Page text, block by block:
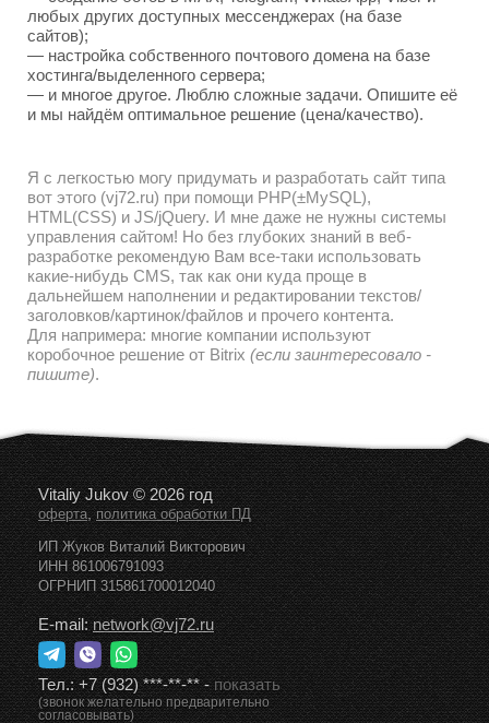
любых других доступных мессенджерах (на базе
сайтов);
— настройка собственного почтового домена на базе
хостинга/выделенного сервера;
— и многое другое. Люблю сложные задачи. Опишите её
и мы найдём оптимальное решение (цена/качество).
Я с легкостью могу придумать и разработать сайт типа
вот этого (vj72.ru) при помощи PHP(±MySQL),
HTML(CSS) и JS/jQuery. И мне даже не нужны системы
управления сайтом! Но без глубоких знаний в веб-
разработке рекомендую Вам все-таки использовать
какие-нибудь CMS, так как они куда проще в
дальнейшем наполнении и редактировании текстов/
заголовков/картинок/файлов и прочего контента.
Для напримера: многие компании используют
коробочное решение от Bitrix (если заинтересовало -
пишите).
Vitaliy Jukov © 2026 год
оферта,политика обработки ПД
ИП Жуков Виталий Викторович
ИНН 861006791093
ОГРНИП 315861700012040
E-mail:network@vj72.ru
Тел.:+7 (932) ***-**-**-показать
(звонок желательно предварительно
согласовывать)